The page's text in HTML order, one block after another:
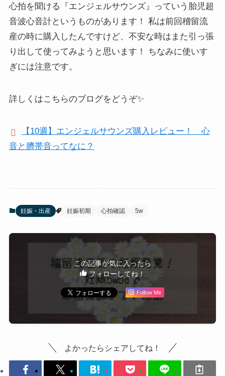
心拍を聞ける『エンジェルサウンズ』っていう胎児超
音波心音計というものがあります！ 私は前回稽留流
産の時に購入したんですけど、不安な時はまた引っ張
り出して使ってみようと思います！ ちなみに使いす
ぎには注意です。
詳しくはこちらのブログをどうぞ✨
【10週】エンジェルサウンズ購入レビュー！ 心
音と臍帯音ってなに？
妊娠・出産 妊娠初期 心拍確認 5w
この記事が気に入ったら
フォローしてね！
Follow Me
よかったらシェアしてね！